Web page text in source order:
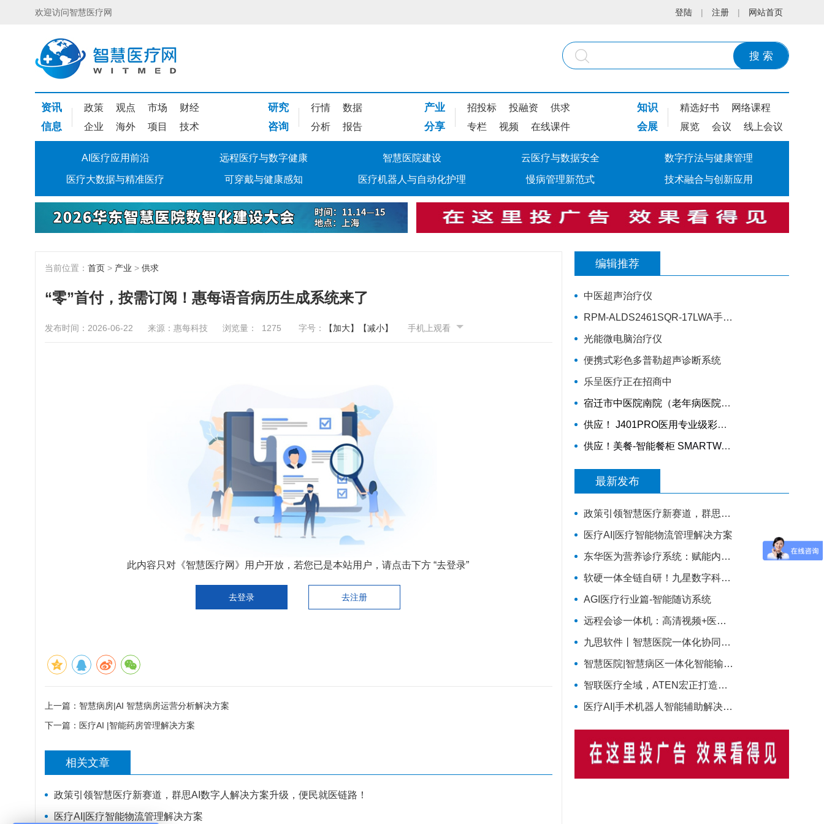
欢迎访问智慧医疗网 登陆 | 注册 | 网站首页
搜 索
资讯 政策 观点 市场 财经
信息 企业 海外 项目 技术
研究 行情 数据
咨询 分析 报告
产业 招投标 投融资 供求
分享 专栏 视频 在线课件
知识 精选好书 网络课程
会展 展览 会议 线上会议
AI医疗应用前沿 远程医疗与数字健康 智慧医院建设 云医疗与数据安全 数字疗法与健康管理
医疗大数据与精准医疗 可穿戴与健康感知 医疗机器人与自动化护理 慢病管理新范式 技术融合与创新应用
当前位置： 首页 > 产业 > 供求
“零”首付，按需订阅！惠每语音病历生成系统来了
发布时间：2026-06-22 来源：惠每科技 浏览量： 1275 字号： 【加大】 【减小】 手机上观看
此内容只对《智慧医疗网》用户开放，若您已是本站用户，请点击下方 “去登录”
去登录 去注册
上一篇： 智慧病房|AI 智慧病房运营分析解决方案
下一篇： 医疗AI |智能药房管理解决方案
相关文章
政策引领智慧医疗新赛道，群思AI数字人解决方案升级，便民就医链路！
医疗AI|医疗智能物流管理解决方案
编辑推荐
中医超声治疗仪
RPM-ALDS2461SQR-17LWA手动轮椅车
光能微电脑治疗仪
便携式彩色多普勒超声诊断系统
乐呈医疗正在招商中
宿迁市中医院南院（老年病医院）智慧医院信息化项目采购公告
供应！ J401PRO医用专业级彩色多材料3D打印机
供应！美餐-智能餐柜 SMARTWAITER W2E 、智能电子收银称 SUNMI S2
最新发布
政策引领智慧医疗新赛道，群思AI数字人解决方案升级，便民就医链路！
医疗AI|医疗智能物流管理解决方案
东华医为营养诊疗系统：赋能内分泌科智慧营养管理
软硬一体全链自研！九星数字科技完整智慧医疗产品矩阵，助力区域医疗数字化升级
AGI医疗行业篇-智能随访系统
远程会诊一体机：高清视频+医学影像的融合方案
九思软件丨智慧医院一体化协同管理解决方案
智慧医院|智慧病区一体化智能输液监控解决方案
智联医疗全域，ATEN宏正打造智慧医疗一体化连接解决方案
医疗AI|手术机器人智能辅助解决方案